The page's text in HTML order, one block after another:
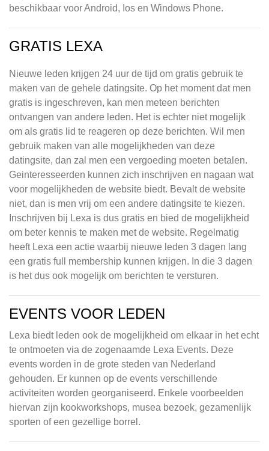
beschikbaar voor Android, Ios en Windows Phone.
GRATIS LEXA
Nieuwe leden krijgen 24 uur de tijd om gratis gebruik te
maken van de gehele datingsite. Op het moment dat men
gratis is ingeschreven, kan men meteen berichten
ontvangen van andere leden. Het is echter niet mogelijk
om als gratis lid te reageren op deze berichten. Wil men
gebruik maken van alle mogelijkheden van deze
datingsite, dan zal men een vergoeding moeten betalen.
Geinteresseerden kunnen zich inschrijven en nagaan wat
voor mogelijkheden de website biedt. Bevalt de website
niet, dan is men vrij om een andere datingsite te kiezen.
Inschrijven bij Lexa is dus gratis en bied de mogelijkheid
om beter kennis te maken met de website. Regelmatig
heeft Lexa een actie waarbij nieuwe leden 3 dagen lang
een gratis full membership kunnen krijgen. In die 3 dagen
is het dus ook mogelijk om berichten te versturen.
EVENTS VOOR LEDEN
Lexa biedt leden ook de mogelijkheid om elkaar in het echt
te ontmoeten via de zogenaamde Lexa Events. Deze
events worden in de grote steden van Nederland
gehouden. Er kunnen op de events verschillende
activiteiten worden georganiseerd. Enkele voorbeelden
hiervan zijn kookworkshops, musea bezoek, gezamenlijk
sporten of een gezellige borrel.